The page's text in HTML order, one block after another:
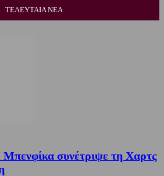
ΤΕΛΕΥΤΑΙΑ ΝΕΑ
συνέτριψε τη Χαρτς